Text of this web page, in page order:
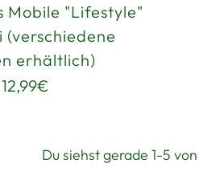
Mobile "Lifestyle"
(verschiedene
erhältlich)
12,99€
Du siehst gerade 1-5